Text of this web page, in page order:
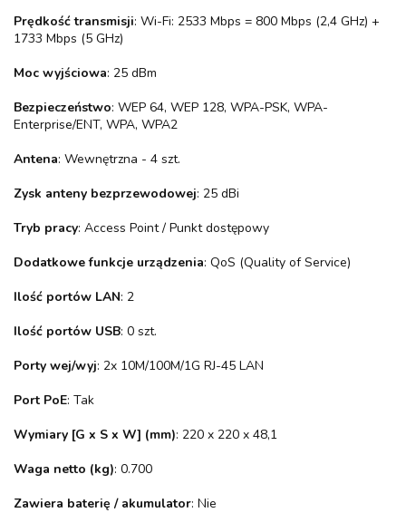
Prędkość transmisji: Wi-Fi: 2533 Mbps = 800 Mbps (2,4 GHz) +
1733 Mbps (5 GHz)
Moc wyjściowa: 25 dBm
Bezpieczeństwo: WEP 64, WEP 128, WPA-PSK, WPA-
Enterprise/ENT, WPA, WPA2
Antena: Wewnętrzna - 4 szt.
Zysk anteny bezprzewodowej: 25 dBi
Tryb pracy: Access Point / Punkt dostępowy
Dodatkowe funkcje urządzenia: QoS (Quality of Service)
Ilość portów LAN: 2
Ilość portów USB: 0 szt.
Porty wej/wyj: 2x 10M/100M/1G RJ-45 LAN
Port PoE: Tak
Wymiary [G x S x W] (mm): 220 x 220 x 48,1
Waga netto (kg): 0.700
Zawiera baterię / akumulator: Nie